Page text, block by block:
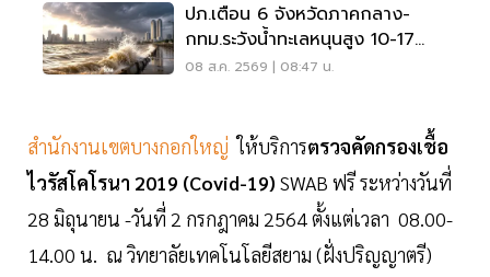
ปภ.เตือน 6 จังหวัดภาคกลาง-
กทม.ระวังน้ำทะเลหนุนสูง 10-17
ส.ค.69
08 ส.ค. 2569 | 08:47 น.
สำนักงานเขตบางกอกใหญ่ ให้บริการตรวจคัดกรองเชื้อ
ไวรัสโคโรนา 2019 (Covid-19) SWAB ฟรี ระหว่างวันที่
28 มิถุนายน -วันที่ 2 กรกฎาคม 2564 ตั้งแต่เวลา 08.00-
14.00 น. ณ วิทยาลัยเทคโนโลยีสยาม (ฝั่งปริญญาตรี)